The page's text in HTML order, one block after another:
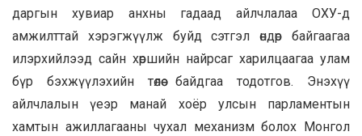
даргын хувиар анхны гадаад айлчлалаа ОХУ-д
амжилттай хэрэгжүүлж буйд сэтгэл өндөр байгаагаа
илэрхийлээд сайн хөршийн найрсаг харилцаагаа улам
бүр бэхжүүлэхийн төлөө байдгаа тодотгов. Энэхүү
айлчлалын үеэр манай хоёр улсын парламентын
хамтын ажиллагааны чухал механизм болох Монгол